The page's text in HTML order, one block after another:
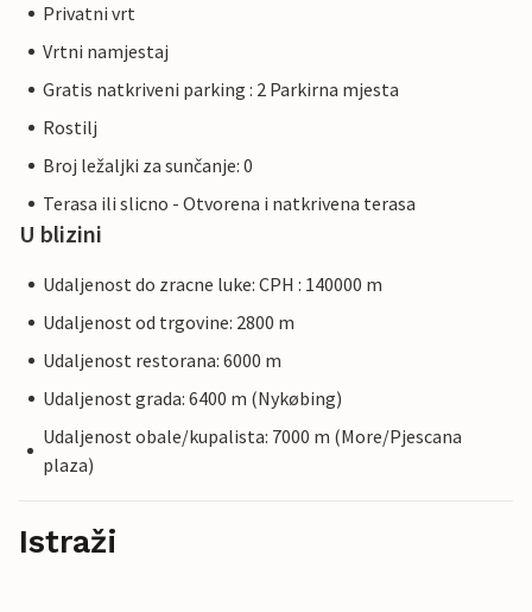
Privatni vrt
Vrtni namjestaj
Gratis natkriveni parking : 2 Parkirna mjesta
Rostilj
Broj ležaljki za sunčanje: 0
Terasa ili slicno - Otvorena i natkrivena terasa
U blizini
Udaljenost do zracne luke: CPH : 140000 m
Udaljenost od trgovine: 2800 m
Udaljenost restorana: 6000 m
Udaljenost grada: 6400 m (Nykøbing)
Udaljenost obale/kupalista: 7000 m (More/Pjescana
plaza)
Istraži